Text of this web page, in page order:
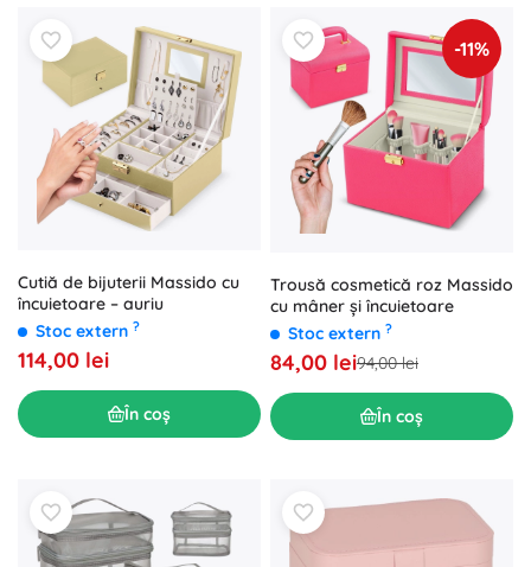
Cutiă de bijuterii Massido cu
încuietoare – auriu
Stoc extern ?
114,00 lei
În coș
-11%
Trousă cosmetică roz Massido
cu mâner și încuietoare
Stoc extern ?
84,00 lei94,00 lei
În coș